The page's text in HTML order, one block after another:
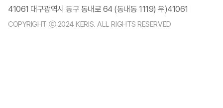
41061 대구광역시 동구 동내로 64 (동내동 1119) 우)41061
COPYRIGHT ⓒ 2024 KERIS. ALL RIGHTS RESERVED